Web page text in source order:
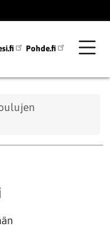
Pohde.fi